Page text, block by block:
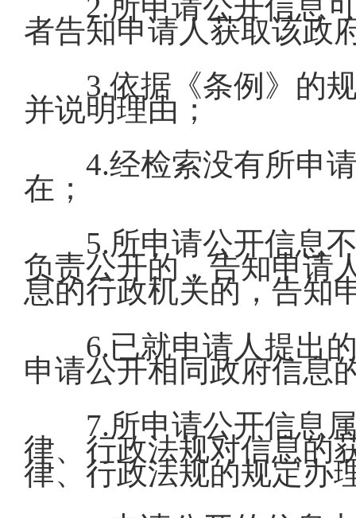
2.所申请公开信息
者告知申请人获取该政
3.依据《条例》的
并说明理由；
4.经检索没有所申
在；
5.所申请公开信息
负责公开的，告知申请
息的行政机关的，告知
6.已就申请人提出
申请公开相同政府信息
7.所申请公开信息
律、行政法规对信息的
律、行政法规的规定办